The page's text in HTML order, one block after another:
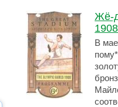
Жё-
1908
В